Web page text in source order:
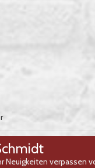
Neuigkeiten verpassen